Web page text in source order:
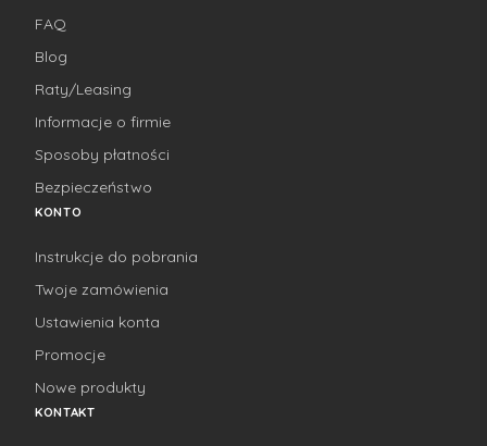
FAQ
Blog
Raty/Leasing
Informacje o firmie
Sposoby płatności
Bezpieczeństwo
KONTO
Instrukcje do pobrania
Twoje zamówienia
Ustawienia konta
Promocje
Nowe produkty
KONTAKT